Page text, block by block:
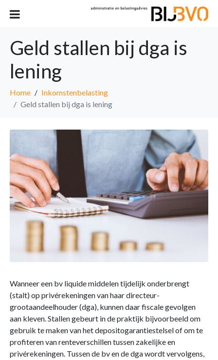
Geld stallen bij dga is
lening
Home
Inkomstenbelasting
Geld stallen bij dga is lening
Wanneer een bv liquide middelen tijdelijk onderbrengt
(stalt) op privérekeningen van haar directeur-
grootaandeelhouder (dga), kunnen daar fiscale gevolgen
aan kleven. Stallen gebeurt in de praktijk bijvoorbeeld om
gebruik te maken van het depositogarantiestelsel of om te
profiteren van renteverschillen tussen zakelijke en
privérekeningen. Tussen de bv en de dga wordt vervolgens,